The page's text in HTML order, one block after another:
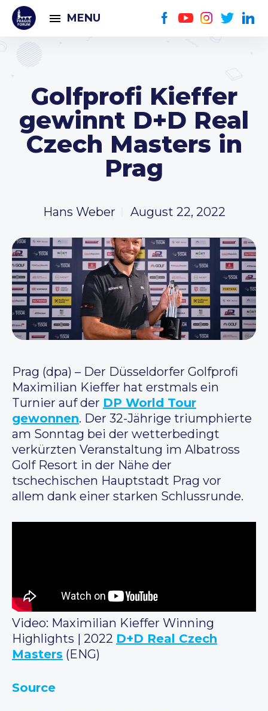
MENU
Golfprofi Kieffer
gewinnt D+D Real
Czech Masters in
Prag
Hans Weber August 22, 2022
Prag (dpa) – Der Düsseldorfer Golfprofi
Maximilian Kieffer hat erstmals ein
Turnier auf der DP World Tour
gewonnen. Der 32-Jährige triumphierte
am Sonntag bei der wetterbedingt
verkürzten Veranstaltung im Albatross
Golf Resort in der Nähe der
tschechischen Hauptstadt Prag vor
allem dank einer starken Schlussrunde.
Video: Maximilian Kieffer Winning
Highlights | 2022 D+D Real Czech
Masters (ENG)
Source